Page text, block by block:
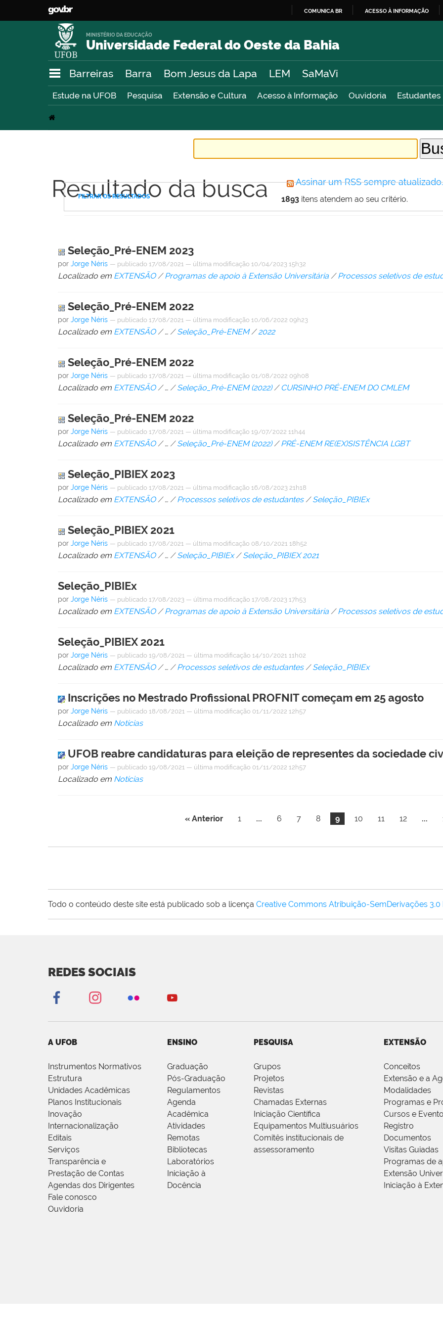
O
COMUNICA BR ACESSO À INFORMAÇÃO
Universidade Federal do Oeste da Bahia
MINISTÉRIO DA EDUCAÇÃO
Barreiras Barra Bom Jesus da Lapa LEM SaMaVi
Estude na UFOB Pesquisa Extensão e Cultura Acesso à Informação Ouvidoria Estudantes
Resultado da busca Assinar um RSS sempre atualizado.
1893 itens atendem ao seu critério.
FILTRAR OS RESULTADOS
Seleção_Pré-ENEM 2023
porJorge Néris — publicado 17/08/2021 — última modificação 10/04/2023 15h32
Localizado em EXTENSÃO /Programas de apoio à Extensão Universitária /Processos seletivos de
Seleção_Pré-ENEM 2022
porJorge Néris — publicado 17/08/2021 — última modificação 10/06/2022 09h23
Localizado em EXTENSÃO /…/Seleção_Pré-ENEM /2022
Seleção_Pré-ENEM 2022
porJorge Néris — publicado 17/08/2021 — última modificação 01/08/2022 09h08
Localizado em EXTENSÃO /…/Seleção_Pré-ENEM (2022) / CURSINHO PRÉ-ENEM DO CMLEM
Seleção_Pré-ENEM 2022
porJorge Néris — publicado 17/08/2021 — última modificação 19/07/2022 11h44
Localizado em EXTENSÃO /…/Seleção_Pré-ENEM (2022) /PRÉ-ENEM RE(EX)SISTÊNCIA LGBT
Seleção_PIBIEX 2023
porJorge Néris — publicado 17/08/2021 — última modificação 16/08/2023 21h18
Localizado em EXTENSÃO /…/Processos seletivos de estudantes /Seleção_PIBIEx
Seleção_PIBIEX 2021
porJorge Néris — publicado 17/08/2021 — última modificação 08/10/2021 18h52
Localizado em EXTENSÃO /…/Seleção_PIBIEx /Seleção_PIBIEX 2021
Seleção_PIBIEx
porJorge Néris — publicado 17/08/2023 — última modificação 17/08/2023 17h53
Localizado em EXTENSÃO /Programas de apoio à Extensão Universitária /Processos seletivos de
Seleção_PIBIEX 2021
porJorge Néris — publicado 19/08/2021 — última modificação 14/10/2021 11h02
Localizado em EXTENSÃO /…/Processos seletivos de estudantes /Seleção_PIBIEx
Inscrições no Mestrado Profissional PROFNIT começam em 25 agosto
porJorge Néris — publicado 18/08/2021 — última modificação 01/11/2022 12h57
Localizado em Notícias
UFOB reabre candidaturas para eleição de representes da sociedade
porJorge Néris — publicado 19/08/2021 — última modificação 01/11/2022 12h57
Localizado em Notícias
« Anterior 1 ... 6 7 8 9 10 11 12 ...
Todo o conteúdo deste site está publicado sob a licença Creative Commons Atribuição-SemDerivações
REDES SOCIAIS
A UFOB
Instrumentos Normativos
Estrutura
Unidades Acadêmicas
Planos Institucionais
Inovação
Internacionalização
Editais
Serviços
Transparência e
Prestação de Contas
Agendas dos Dirigentes
Fale conosco
Ouvidoria
ENSINO
Graduação
Pós-Graduação
Regulamentos
Agenda
Acadêmica
Atividades
Remotas
Bibliotecas
Laboratórios
Iniciação à
Docência
PESQUISA
Grupos
Projetos
Revistas
Chamadas Externas
Iniciação Científica
Equipamentos Multiusuários
Comitês institucionais de
assessoramento
EXTENSÃO
Conceitos
Extensão e a
Modalidades
Programas e
Cursos e
Registro
Documentos
Visitas Guiadas
Programas de
Extensão
Iniciação à